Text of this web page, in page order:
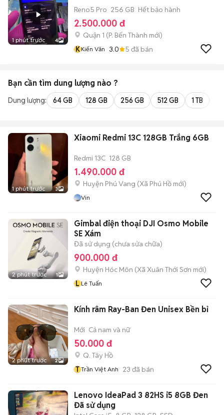
1 phút trước 4
Reno5 Pro 256 GB Hết bảo hành
2.500.000 đ
Quận 1 (P. Bến Thành mới)
KKiến Văn 3.0 5 đã bán
Bạn cần tìm dung lượng nào ?
Dung lượng: 64 GB 128 GB 256 GB 512 GB 1 TB
1 phút trước 3
Xiaomi Redmi 13C 128GB Trắng 6GB
Redmi 13C 128 GB
1.490.000 đ
Huyện Phú Vang (Xã Phú Hồ mới)
Vin
2 phút trước 1
Gimbal điện thoại DJI Osmo Mobile
SE Xám
Đã sử dụng (chưa sửa chữa)
900.000 đ
Huyện Hóc Môn (Xã Xuân Thới Sơn mới)
L Lê Tuấn
2 phút trước 2
Kính râm Ray-Ban Đen Unisex Bền bỉ
Mới Cả nam và nữ
50.000 đ
Q. Tây Hồ
T Trần Việt Anh 23 đã bán
Lenovo IdeaPad 3 82HS i5 8GB Đen
Đã sử dụng